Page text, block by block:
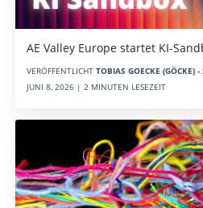
AE Valley Europe startet KI-
VERÖFFENTLICHT TOBIAS GOECKE (GÖCKE)
JUNI 8, 2026 | 2 MINUTEN LESEZEIT